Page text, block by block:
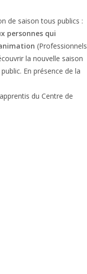
de saison tous publics :
personnes qui
(Professionnels
la nouvelle saison
En présence de la
du Centre de